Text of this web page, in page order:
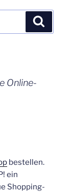
Online-
bestellen.
ein
Shopping-